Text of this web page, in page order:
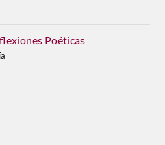
Poéticas